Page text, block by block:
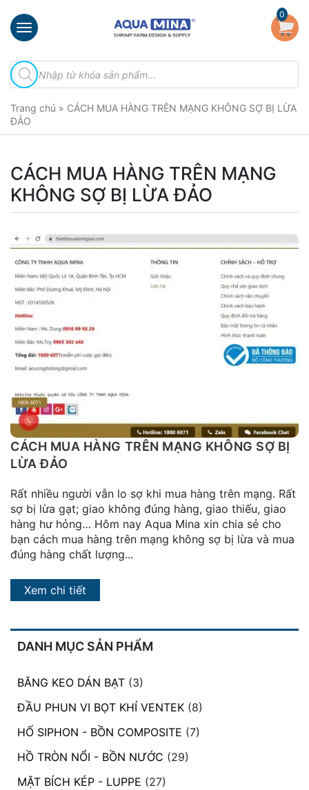
×
chủ
thiệu
Sản
Đầu
Phun
Khí
Ventek
Hướng
dẫn
lắp
đặt
Quy
định
Blog
chia
sẻ
Liên
hệ
0
Tìm
kiếm
sản
Trang chủ » CÁCH MUA HÀNG TRÊN MẠNG KHÔNG SỢ BỊ LỪA
ĐẢO
DANH MỤC SẢN PHẨM
BĂNG KEO DÁN BẠT (3)
ĐẦU PHUN VI BỌT KHÍ VENTEK (8)
HỐ SIPHON - BỒN COMPOSITE (7)
HỒ TRÒN NỔI - BỒN NƯỚC (29)
MẶT BÍCH KÉP - LUPPE (27)
CÁCH MUA HÀNG TRÊN MẠNG
KHÔNG SỢ BỊ LỪA ĐẢO
CÁCH MUA HÀNG TRÊN MẠNG KHÔNG SỢ BỊ
LỪA ĐẢO
Rất nhiều người vẫn lo sợ khi mua hàng trên mạng. Rất
sợ bị lừa gạt; giao không đúng hàng, giao thiếu, giao
hàng hư hỏng… Hôm nay Aqua Mina xin chia sẻ cho
bạn cách mua hàng trên mạng không sợ bị lừa và mua
đúng hàng chất lượng...
Xem chi tiết